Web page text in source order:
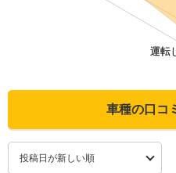
車種の口コ